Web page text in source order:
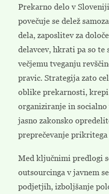
Prekarno delo v
povečuje se delež
dela, zaposlitev za
delavcev, hkrati pa so te
večjemu tveganju
pravic. Strategija zato
oblike prekarnosti,
organiziranje in
jasno zakonsko
preprečevanje prikritega
Med ključnimi predlogi
outsourcinga v javnem
podjetjih, izboljšanje